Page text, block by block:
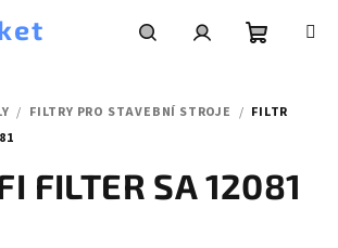
/ FILTRY PRO STAVEBNÍ STROJE / FILTR
FILTER SA 12081